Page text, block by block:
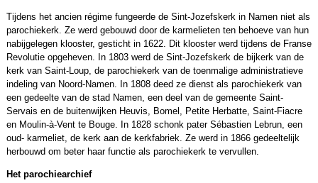
Tijdens het ancien régime fungeerde de Sint-Jozefskerk in Namen niet als
parochiekerk. Ze werd gebouwd door de karmelieten ten behoeve van hun
nabijgelegen klooster, gesticht in 1622. Dit klooster werd tijdens de Franse
Revolutie opgeheven. In 1803 werd de Sint-Jozefskerk de bijkerk van de
kerk van Saint-Loup, de parochiekerk van de toenmalige administratieve
indeling van Noord-Namen. In 1808 deed ze dienst als parochiekerk van
een gedeelte van de stad Namen, een deel van de gemeente Saint-
Servais en de buitenwijken Heuvis, Bomel, Petite Herbatte, Saint-Fiacre
en Moulin-à-Vent te Bouge. In 1828 schonk pater Sébastien Lebrun, een
oud- karmeliet, de kerk aan de kerkfabriek. Ze werd in 1866 gedeeltelijk
herbouwd om beter haar functie als parochiekerk te vervullen.
Het parochiearchief